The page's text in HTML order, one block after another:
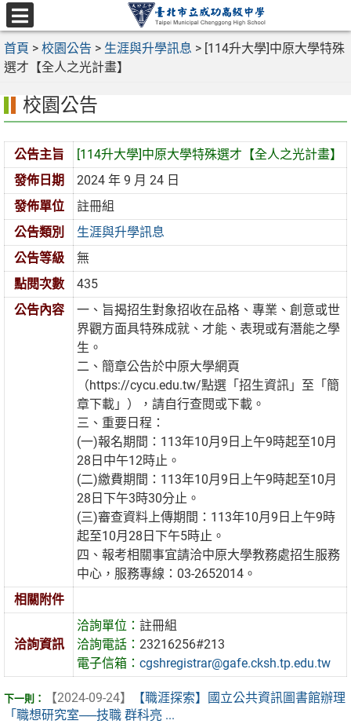
跳
至
主
要
區
選
單
首頁 > 校園公告 > 生涯與升學訊息 > [114升大學]中原大學特殊
選才【全人之光計畫】
校園公告
公告主旨
[114升大學]中原大學特殊選才【全人之光計畫】
發佈日期
2024 年 9 月 24 日
發佈單位
註冊組
公告類別
生涯與升學訊息
公告等級
無
點閱次數
435
公告內容
一、旨揭招生對象招收在品格、專業、創意或世
界觀方面具特殊成就、才能、表現或有潛能之學
生。
二、簡章公告於中原大學網頁
（https://cycu.edu.tw/點選「招生資訊」至「簡
章下載」），請自行查閱或下載。
三、重要日程：
(一)報名期間：113年10月9日上午9時起至10月
28日中午12時止。
(二)繳費期間：113年10月9日上午9時起至10月
28日下午3時30分止。
(三)審查資料上傳期間：113年10月9日上午9時
起至10月28日下午5時止。
四、報考相關事宜請洽中原大學教務處招生服務
中心，服務專線：03-2652014。
相關附件
洽詢資訊
洽詢單位：註冊組
洽詢電話：23216256#213
電子信箱：cgshregistrar@gafe.cksh.tp.edu.tw
【2024-09-24】
【職涯探索】國立公共資訊圖書館辦理
「職想研究室──技職 群科亮 ...